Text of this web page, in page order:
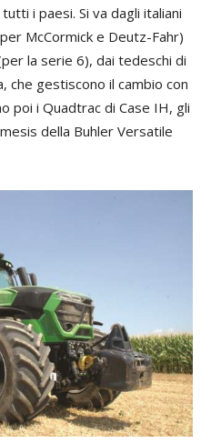
i paesi. Si va dagli italiani
McCormick e Deutz-Fahr)
la serie 6), dai tedeschi di
che gestiscono il cambio con
poi i Quadtrac di Case IH, gli
della Buhler Versatile